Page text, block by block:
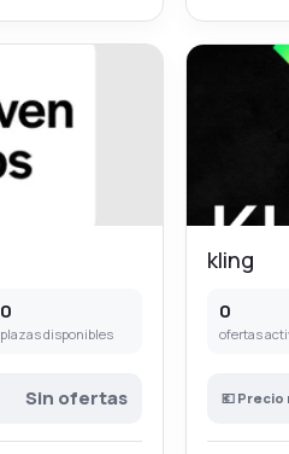
0
plazas disponibles
Sin ofertas
kling
0
ofertas
💶 Precio